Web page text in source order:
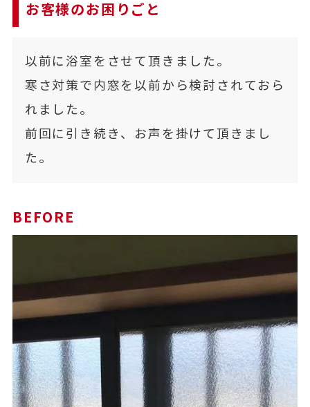
お客様のお困りごと
以前に浴室をさせて頂きました。
寒さ対策で内窓を以前から検討されておら
れました。
前回に引き続き、お声を掛けて頂きまし
た。
BEFORE